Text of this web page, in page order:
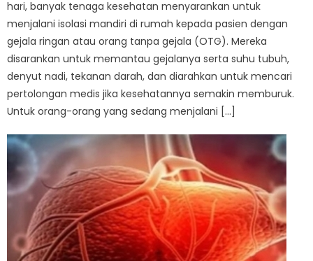
hari, banyak tenaga kesehatan menyarankan untuk
menjalani isolasi mandiri di rumah kepada pasien dengan
gejala ringan atau orang tanpa gejala (OTG). Mereka
disarankan untuk memantau gejalanya serta suhu tubuh,
denyut nadi, tekanan darah, dan diarahkan untuk mencari
pertolongan medis jika kesehatannya semakin memburuk.
Untuk orang-orang yang sedang menjalani […]